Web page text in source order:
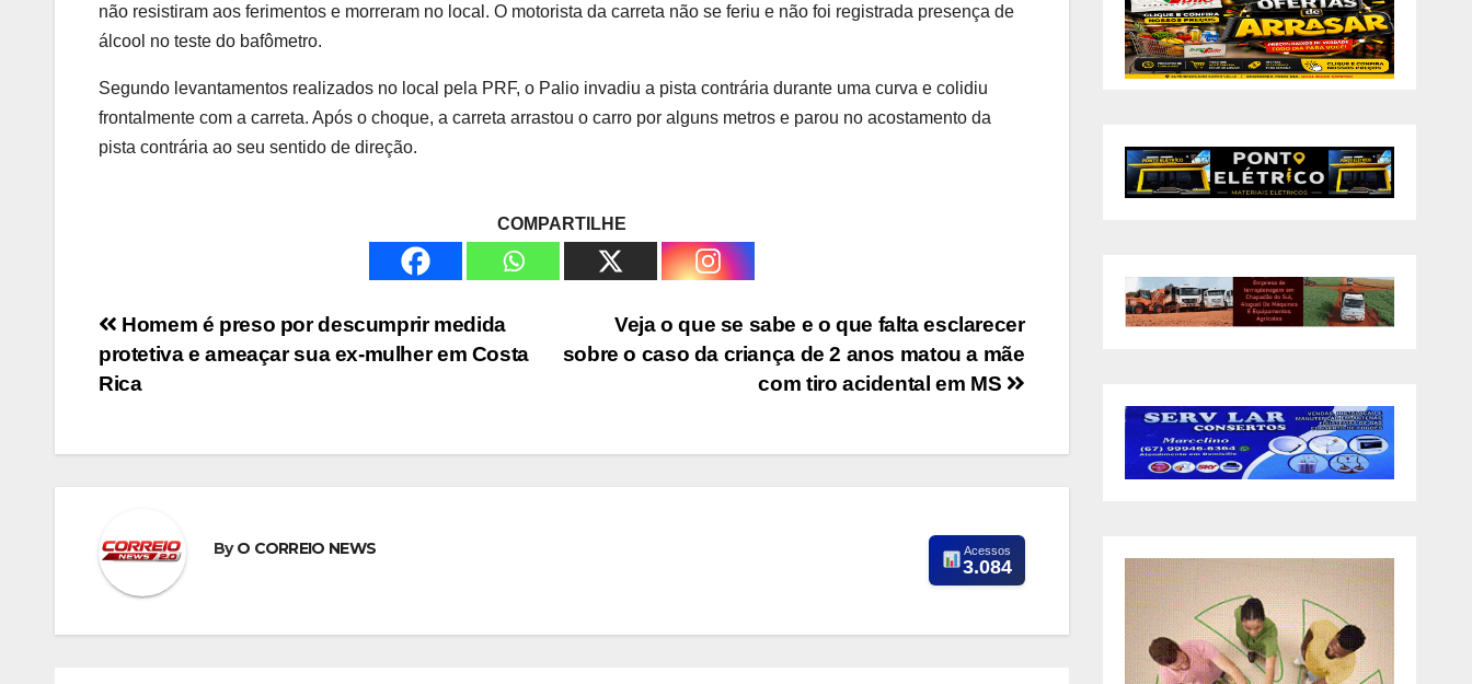
não resistiram aos ferimentos e morreram no local. O motorista da carreta não se feriu e não foi registrada presença de
álcool no teste do bafômetro.
Segundo levantamentos realizados no local pela PRF, o Palio invadiu a pista contrária durante uma curva e colidiu
frontalmente com a carreta. Após o choque, a carreta arrastou o carro por alguns metros e parou no acostamento da
pista contrária ao seu sentido de direção.
COMPARTILHE
Navegação
de
Veja o que se sabe e o que falta esclarecer
sobre o caso da criança de 2 anos matou a mãe
com tiro acidental em MS
Homem é preso por descumprir medida
protetiva e ameaçar sua ex-mulher em Costa
Rica
ByO CORREIO NEWS Acessos
3.084